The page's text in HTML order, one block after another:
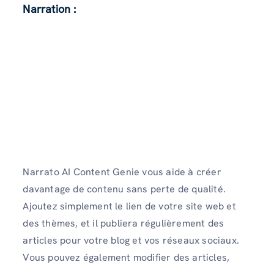
Narration :
Narrato AI Content Genie vous aide à créer
davantage de contenu sans perte de qualité.
Ajoutez simplement le lien de votre site web et
des thèmes, et il publiera régulièrement des
articles pour votre blog et vos réseaux sociaux.
Vous pouvez également modifier des articles,